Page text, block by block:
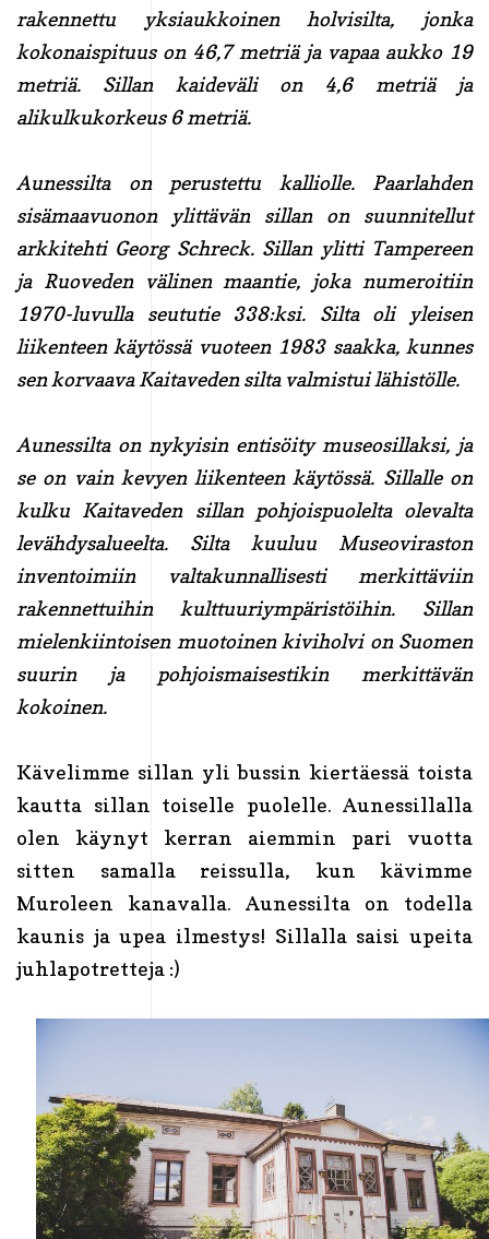
rakennettu yksiaukkoinen holvisilta, jonka
kokonaispituus on 46,7 metriä ja vapaa aukko 19
metriä. Sillan kaideväli on 4,6 metriä ja
alikulkukorkeus 6 metriä.
Aunessilta on perustettu kalliolle. Paarlahden
sisämaavuonon ylittävän sillan on suunnitellut
arkkitehti Georg Schreck. Sillan ylitti Tampereen
ja Ruoveden välinen maantie, joka numeroitiin
1970-luvulla seututie 338:ksi. Silta oli yleisen
liikenteen käytössä vuoteen 1983 saakka, kunnes
sen korvaava Kaitaveden silta valmistui lähistölle.
Aunessilta on nykyisin entisöity museosillaksi, ja
se on vain kevyen liikenteen käytössä. Sillalle on
kulku Kaitaveden sillan pohjoispuolelta olevalta
levähdysalueelta. Silta kuuluu Museoviraston
inventoimiin valtakunnallisesti merkittäviin
rakennettuihin kulttuuriympäristöihin. Sillan
mielenkiintoisen muotoinen kiviholvi on Suomen
suurin ja pohjoismaisestikin merkittävän
kokoinen.
Kävelimme sillan yli bussin kiertäessä toista
kautta sillan toiselle puolelle. Aunessillalla
olen käynyt kerran aiemmin pari vuotta
sitten samalla reissulla, kun kävimme
Muroleen kanavalla. Aunessilta on todella
kaunis ja upea ilmestys! Sillalla saisi upeita
juhlapotretteja :)